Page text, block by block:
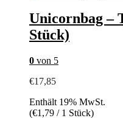
Unicornbag –
Stück)
0 von 5
€17,85
Enthält 19% MwSt.
(€1,79 / 1 Stück)